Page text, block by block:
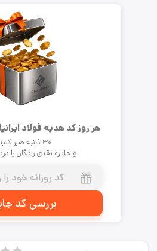
هر روز کد هدیه فولاد
۳۰ ثانیه صبر کنید.
و جایزه نقدی رایگان را
بررسی کد